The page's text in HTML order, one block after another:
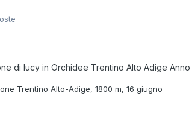
di lucy in Orchidee Trentino Alto Adige Anno
Trentino Alto-Adige, 1800 m, 16 giugno